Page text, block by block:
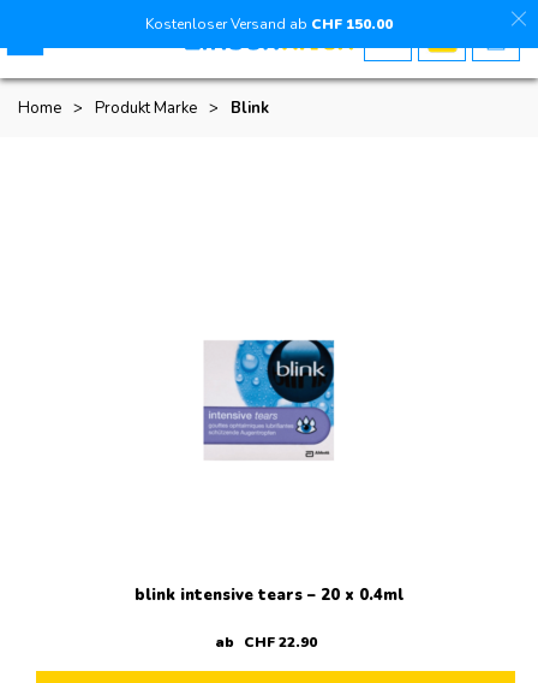
Home > Produkt Marke > Blink
blink intensive tears – 20 x 0.4ml
ab CHF22.90
Kostenloser Versand ab CHF 150.00